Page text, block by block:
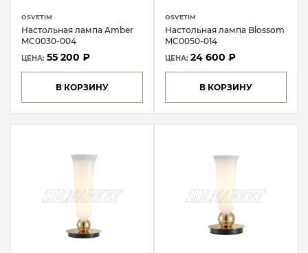
OSVETIM
Настольная лампа Amber
MC0030-004
ЦЕНА: 55 200 ₽
В КОРЗИНУ
OSVETIM
Настольная лампа Blossom
MC0050-014
ЦЕНА: 24 600 ₽
В КОРЗИНУ